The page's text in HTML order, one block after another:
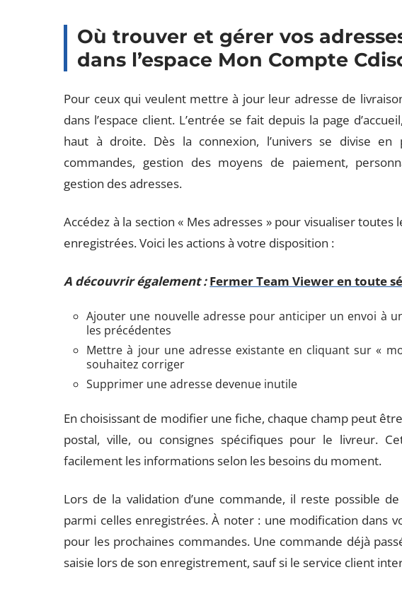
Où trouver et gérer vos
dans l’espace Mon Compte
Pour ceux qui veulent mettre à jour leur adresse de
dans l’espace client. L’entrée se fait depuis la page
haut à droite. Dès la connexion, l’univers se divise en
commandes, gestion des moyens de paiement,
gestion des adresses.
Accédez à la section « Mes adresses » pour visualiser toutes
enregistrées. Voici les actions à votre disposition :
A découvrir également : Fermer Team Viewer en toute
Ajouter une nouvelle adresse pour anticiper un envoi à
les précédentes
Mettre à jour une adresse existante en cliquant sur «
souhaitez corriger
Supprimer une adresse devenue inutile
En choisissant de modifier une fiche, chaque champ peut
postal, ville, ou consignes spécifiques pour le livreur.
facilement les informations selon les besoins du moment.
Lors de la validation d’une commande, il reste possible
parmi celles enregistrées. À noter : une modification dans
pour les prochaines commandes. Une commande déjà
saisie lors de son enregistrement, sauf si le service client